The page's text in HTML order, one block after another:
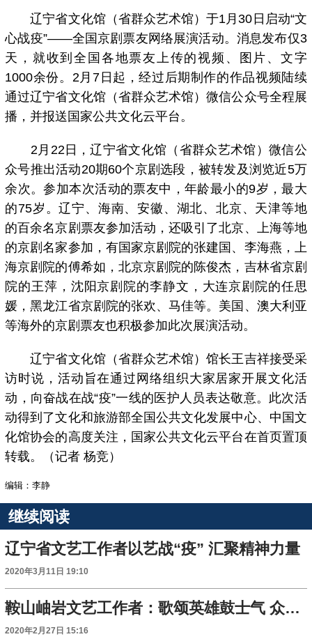
辽宁省文化馆（省群众艺术馆）于1月30日启动“文
心战疫”——全国京剧票友网络展演活动。消息发布仅3
天，就收到全国各地票友上传的视频、图片、文字
1000余份。2月7日起，经过后期制作的作品视频陆续
通过辽宁省文化馆（省群众艺术馆）微信公众号全程展
播，并报送国家公共文化云平台。
2月22日，辽宁省文化馆（省群众艺术馆）微信公
众号推出活动20期60个京剧选段，被转发及浏览近5万
余次。参加本次活动的票友中，年龄最小的9岁，最大
的75岁。辽宁、海南、安徽、湖北、北京、天津等地
的百余名京剧票友参加活动，还吸引了北京、上海等地
的京剧名家参加，有国家京剧院的张建国、李海燕，上
海京剧院的傅希如，北京京剧院的陈俊杰，吉林省京剧
院的王萍，沈阳京剧院的李静文，大连京剧院的任思
媛，黑龙江省京剧院的张欢、马佳等。美国、澳大利亚
等海外的京剧票友也积极参加此次展演活动。
辽宁省文化馆（省群众艺术馆）馆长王吉祥接受采
访时说，活动旨在通过网络组织大家居家开展文化活
动，向奋战在战“疫”一线的医护人员表达敬意。此次活
动得到了文化和旅游部全国公共文化发展中心、中国文
化馆协会的高度关注，国家公共文化云平台在首页置顶
转载。（记者 杨竞）
编辑：李静
继续阅读
辽宁省文艺工作者以艺战“疫” 汇聚精神力量
2020年3月11日 19:10
鞍山岫岩文艺工作者：歌颂英雄鼓士气 众志成城抗疫情
2020年2月27日 15:16